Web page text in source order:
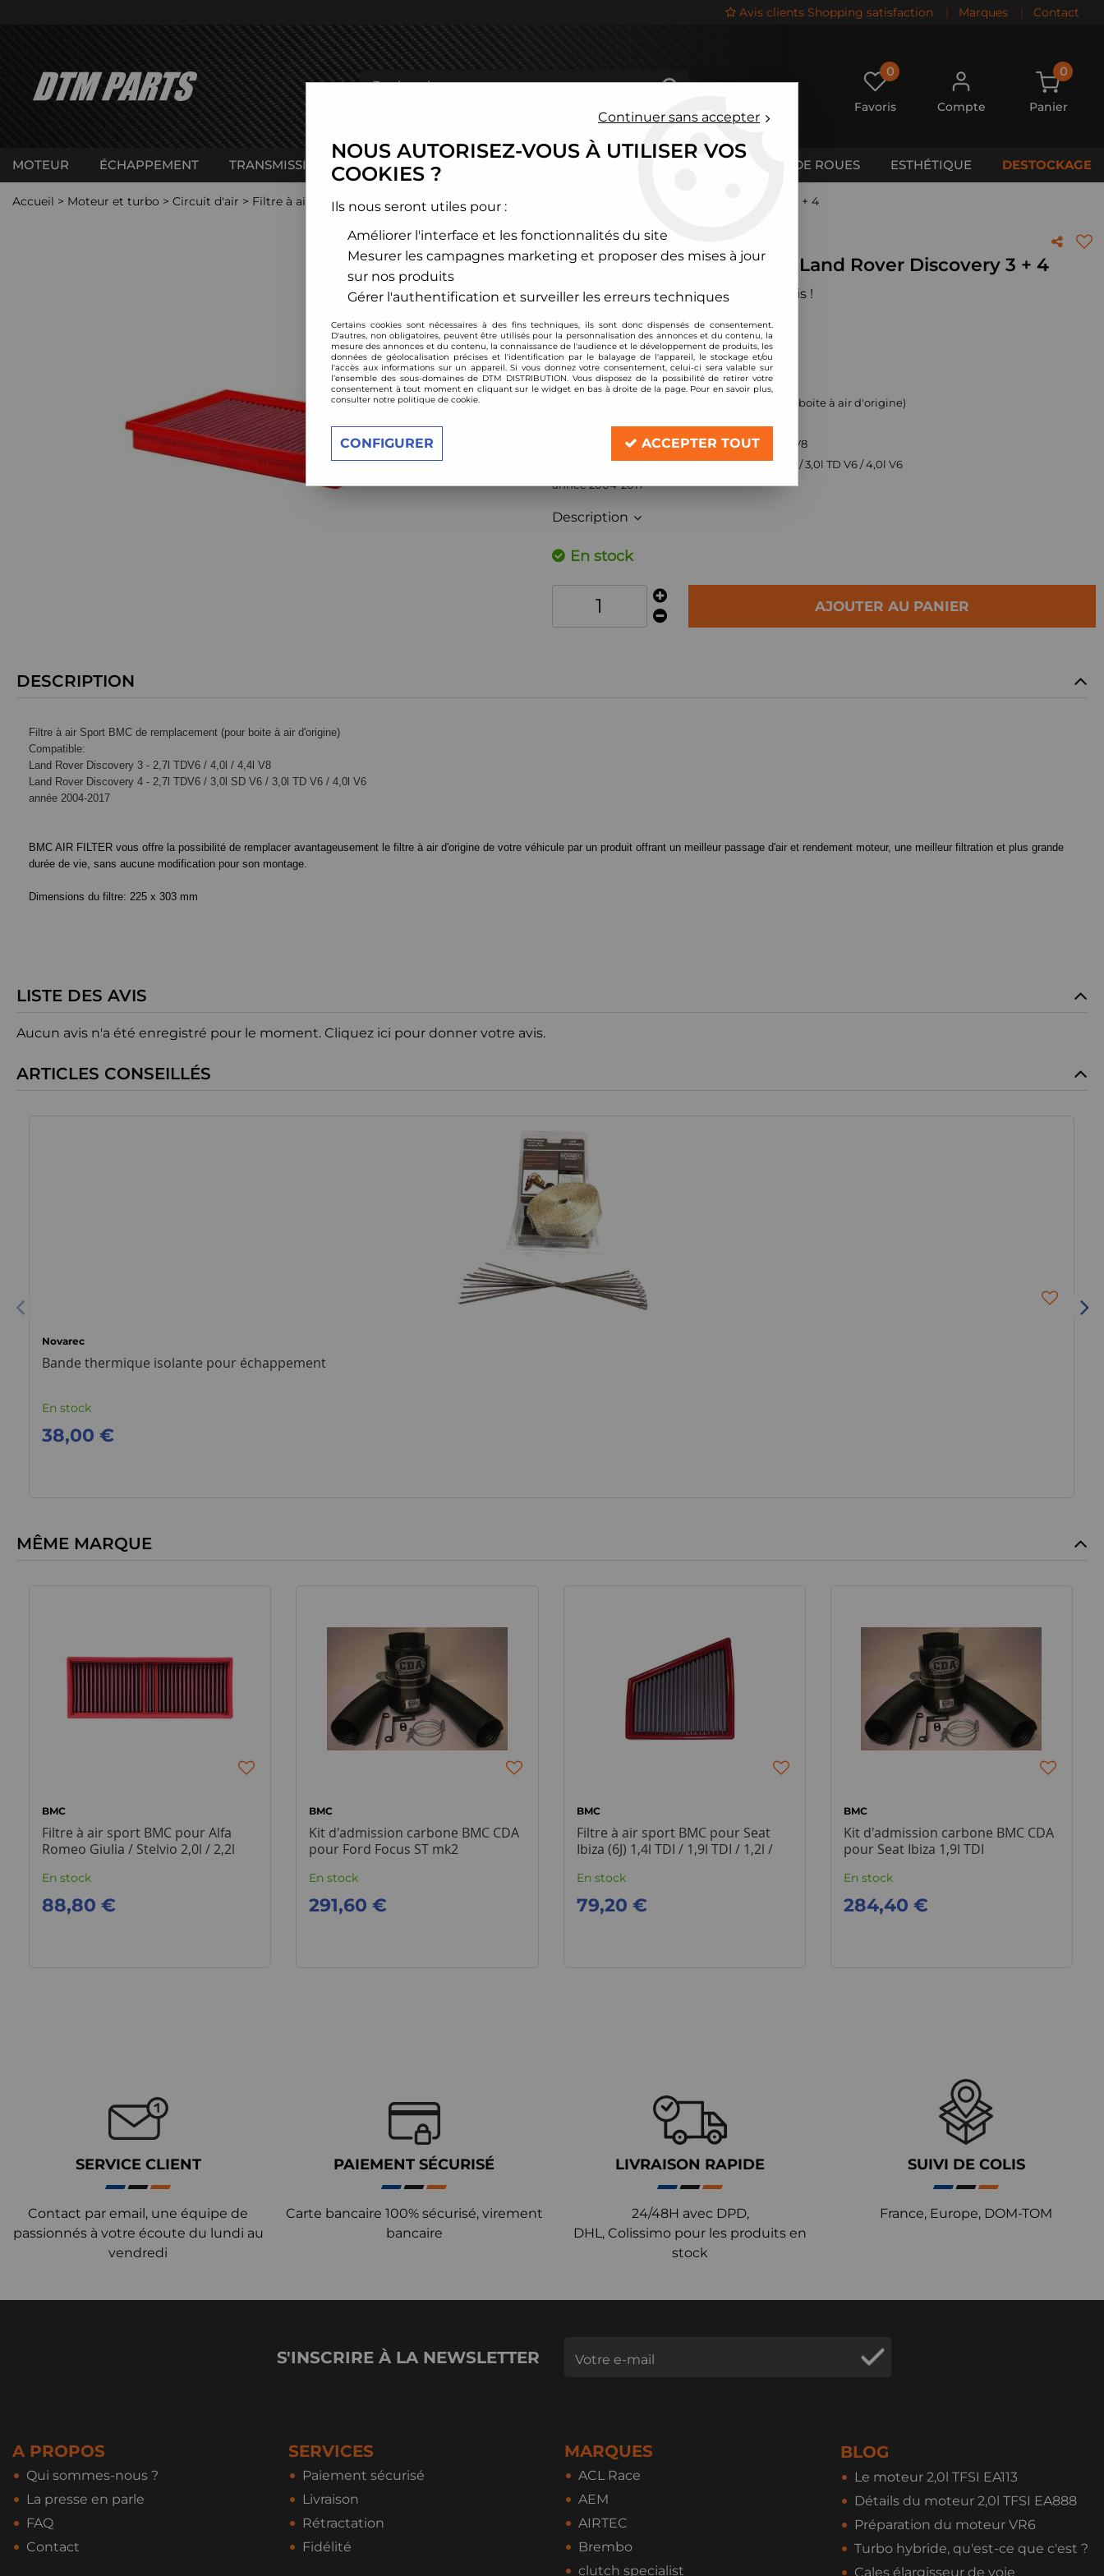
Avis clients Shopping satisfaction | Marques | Contact
0
Favoris Compte
0
Panier
MOTEUR ÉCHAPPEMENT TRANSMISSION CHÂSSIS CALES DE ROUES ESTHÉTIQUE DESTOCKAGE
Accueil > Moteur et turbo > Circuit d'air > Filtre à air sport > Land Rover > Discovery >Filtre à air sport BMC pour Land Rover Discovery 3 + 4
BMC
Filtre à air sport BMC pour Land Rover Discovery 3 + 4
Soyez le premier à donner votre avis !
82,80 €TTC
Réf. :911/20
Filtre à air Sport BMC de remplacement (pour boite à air d'origine)
Land Rover Discovery 3 - 2,7l TDV6 / 4,0l / 4,4l V8
Land Rover Discovery 4 - 2,7l TDV6 / 3,0l SD V6 / 3,0l TD V6 / 4,0l V6
année 2004-2017
Description
En stock
AJOUTER AU PANIER
DESCRIPTION
Filtre à air Sport BMC de remplacement (pour boite à air d'origine)
Compatible:
Land Rover Discovery 3 - 2,7l TDV6 / 4,0l / 4,4l V8
Land Rover Discovery 4 - 2,7l TDV6 / 3,0l SD V6 / 3,0l TD V6 / 4,0l V6
année 2004-2017
BMC AIR FILTER vous offre la possibilité de remplacer avantageusement le filtre à air d'origine de votre véhicule par un produit offrant un meilleur passage d'air et rendement moteur, une meilleur filtration et plus grande
durée de vie, sans aucune modification pour son montage.
Dimensions du filtre: 225 x 303 mm
LISTE DES AVIS
Aucun avis n'a été enregistré pour le moment. Cliquez ici pour donner votre avis.
ARTICLES CONSEILLÉS
Novarec
Bande thermique isolante pour échappement
En stock
38,00 €
MÊME MARQUE
BMC
Filtre à air sport BMC pour Alfa
Romeo Giulia / Stelvio 2,0l / 2,2l
En stock
88,80 €
BMC
Kit d'admission carbone BMC CDA
pour Ford Focus ST mk2
En stock
291,60 €
BMC
Filtre à air sport BMC pour Seat
Ibiza (6J) 1,4l TDI / 1,9l TDI / 1,2l /
En stock
79,20 €
BMC
Kit d'admission carbone BMC CDA
pour Seat Ibiza 1,9l TDI
En stock
284,40 €
SERVICE CLIENT
Contact par email, une équipe de
passionnés à votre écoute du lundi au
vendredi
PAIEMENT SÉCURISÉ
Carte bancaire 100% sécurisé, virement
bancaire
LIVRAISON RAPIDE
24/48H avec DPD,
DHL, Colissimo pour les produits en
stock
SUIVI DE COLIS
France, Europe, DOM-TOM
S'INSCRIRE À LA NEWSLETTER
A PROPOS
Qui sommes-nous ?
La presse en parle
FAQ
Contact
SERVICES
Paiement sécurisé
Livraison
Rétractation
Fidélité
MARQUES
ACL Race
AEM
AIRTEC
Brembo
clutch specialist
BLOG
Le moteur 2,0l TFSI EA113
Détails du moteur 2,0l TFSI EA888
Préparation du moteur VR6
Turbo hybride, qu'est-ce que c'est ?
Cales élargisseur de voie
Continuer sans accepter
NOUS AUTORISEZ-VOUS À UTILISER VOS
COOKIES ?
Ils nous seront utiles pour :
Améliorer l'interface et les fonctionnalités du site
Mesurer les campagnes marketing et proposer des mises à jour
sur nos produits
Gérer l'authentification et surveiller les erreurs techniques
Certains cookies sont nécessaires à des fins techniques, ils sont donc dispensés de consentement.
D'autres, non obligatoires, peuvent être utilisés pour la personnalisation des annonces et du contenu, la
mesure des annonces et du contenu, la connaissance de l'audience et le développement de produits, les
données de géolocalisation précises et l'identification par le balayage de l'appareil, le stockage et/ou
l'accès aux informations sur un appareil. Si vous donnez votre consentement, celui-ci sera valable sur
l’ensemble des sous-domaines de DTM DISTRIBUTION. Vous disposez de la possibilité de retirer votre
consentement à tout moment en cliquant sur le widget en bas à droite de la page. Pour en savoir plus,
consulter notre politique de cookie.
CONFIGURER ACCEPTER TOUT